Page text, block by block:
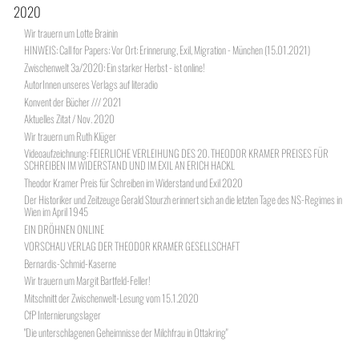
2020
Wir trauern um Lotte Brainin
HINWEIS: Call for Papers: Vor Ort: Erinnerung, Exil, Migration - München (15.01.2021)
Zwischenwelt 3a/2020: Ein starker Herbst - ist online!
AutorInnen unseres Verlags auf literadio
Konvent der Bücher /// 2021
Aktuelles Zitat / Nov. 2020
Wir trauern um Ruth Klüger
Videoaufzeichnung: FEIERLICHE VERLEIHUNG DES 20. THEODOR KRAMER PREISES FÜR
SCHREIBEN IM WIDERSTAND UND IM EXIL AN ERICH HACKL
Theodor Kramer Preis für Schreiben im Widerstand und Exil 2020
Der Historiker und Zeitzeuge Gerald Stourzh erinnert sich an die letzten Tage des NS-Regimes in
Wien im April 1945
EIN DRÖHNEN ONLINE
VORSCHAU VERLAG DER THEODOR KRAMER GESELLSCHAFT
Bernardis-Schmid-Kaserne
Wir trauern um Margit Bartfeld-Feller!
Mitschnitt der Zwischenwelt-Lesung vom 15.1.2020
CfP Internierungslager
"Die unterschlagenen Geheimnisse der Milchfrau in Ottakring"